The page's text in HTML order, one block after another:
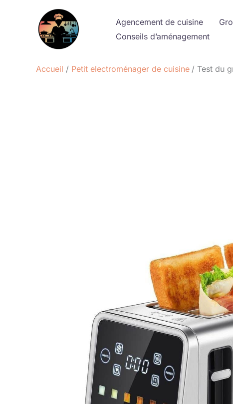
Agencement de cuisine
Conseils d’aménagement
Accueil Petit electroménager de cuisine Test du